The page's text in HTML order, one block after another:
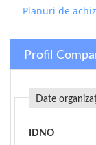
Planuri de
Profil
Date
IDNO